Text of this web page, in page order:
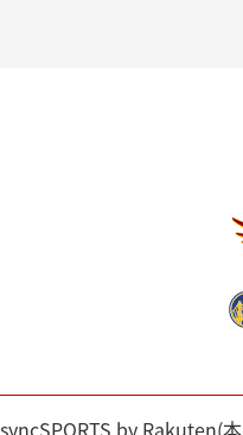
syncSPORTS by Rakuten(